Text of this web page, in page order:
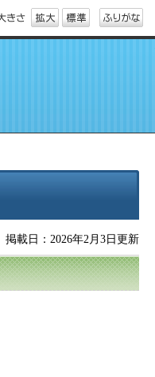
掲載日：2026年2月3日更新